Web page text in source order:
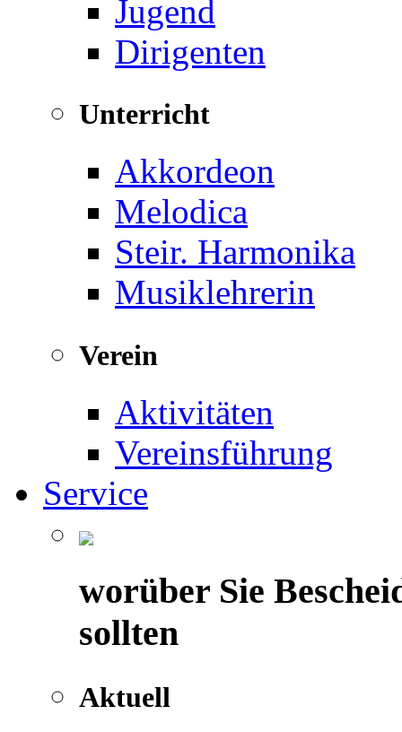
Jugend
Dirigenten
Unterricht
Akkordeon
Melodica
Steir. Harmonika
Musiklehrerin
Verein
Aktivitäten
Vereinsführung
Service
worüber Sie
sollten
Aktuell